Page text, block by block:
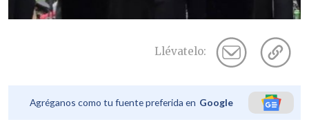
Llévatelo:
Agréganos como tu fuente preferida en Google